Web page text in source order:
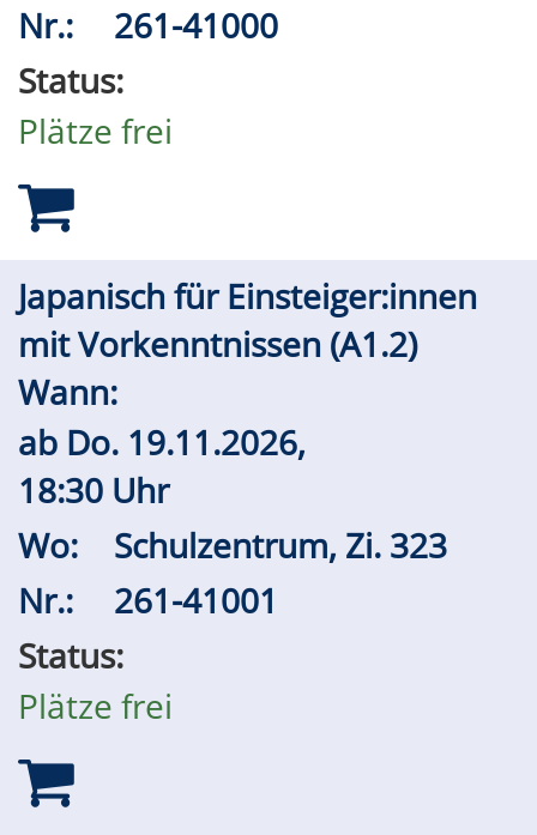
Nr.:
261-41000
Status:
Plätze frei
Japanisch für Einsteiger:innen
mit Vorkenntnissen (A1.2)
Wann:
ab Do. 19.11.2026,
18:30 Uhr
Wo:
Schulzentrum, Zi. 323
Nr.:
261-41001
Status:
Plätze frei